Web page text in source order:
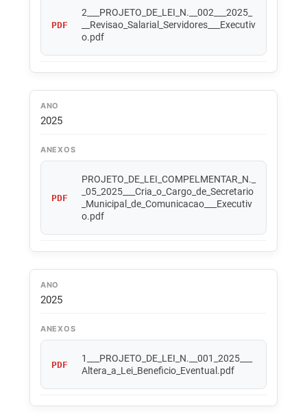
PDF
2___PROJETO_DE_LEI_N.__002___2025_
__Revisao_Salarial_Servidores___Executiv
o.pdf
ANO
2025
ANEXOS
PDF
PROJETO_DE_LEI_COMPELMENTAR_N._
_05_2025___Cria_o_Cargo_de_Secretario
_Municipal_de_Comunicacao___Executiv
o.pdf
ANO
2025
ANEXOS
PDF
1___PROJETO_DE_LEI_N.__001_2025___
Altera_a_Lei_Beneficio_Eventual.pdf